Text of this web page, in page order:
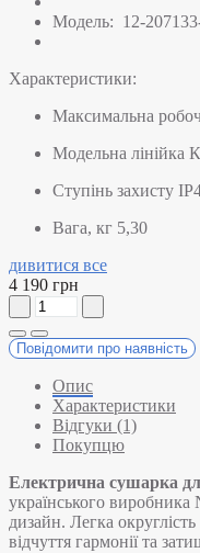
Модель: 12-
Характеристики:
Максимальна
Модельна лінійка
Ступінь захисту
Вага, кг 5,30
дивитися все
4 190 грн
Повідомити про наявність
Опис
Характеристики
Відгуки (1)
Покупцю
Електрична сушарка
українського
дизайн. Легка
відчуття гармонії та